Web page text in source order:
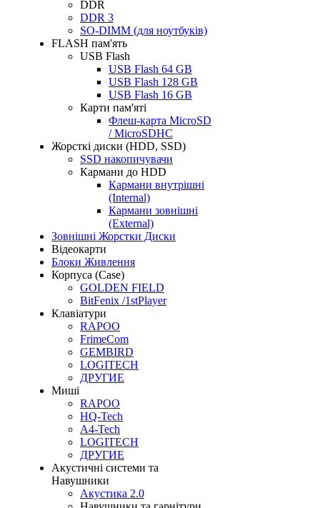
DDR
DDR 3
SO-DIMM (для ноутбуків)
FLASH пам'ять
USB Flash
USB Flash 64 GB
USB Flash 128 GB
USB Flash 16 GB
Карти пам'яті
Флеш-карта MicroSD
/ MicroSDHC
Жорсткі диски (HDD, SSD)
SSD накопичувачи
Кармани до HDD
Кармани внутрішні
(Internal)
Кармани зовнішні
(External)
Зовнішні Жорстки Диски
Відеокарти
Блоки Живлення
Корпуса (Case)
GOLDEN FIELD
BitFenix /1stPlayer
Клавіатури
RAPOO
FrimeCom
GEMBIRD
LOGITECH
ДРУГИЕ
Миші
RAPOO
HQ-Tech
A4-Tech
LOGITECH
ДРУГИЕ
Акустичні системи та
Навушники
Акустика 2.0